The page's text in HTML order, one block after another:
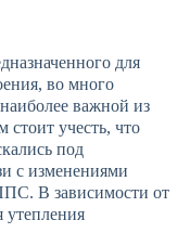
для
во много
важной из
стоит учесть, что
под
с изменениями
В зависимости от
утепления